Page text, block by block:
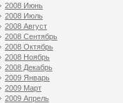
2008 Июнь
2008 Июль
2008 Август
2008 Сентябрь
2008 Октябрь
2008 Ноябрь
2008 Декабрь
2009 Январь
2009 Март
2009 Апрель